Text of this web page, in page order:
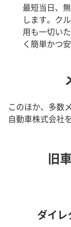
最短当日、
します。ク
用も一切い
く簡単かつ
このほか、多数
自動車株式会社
旧
ダイレ